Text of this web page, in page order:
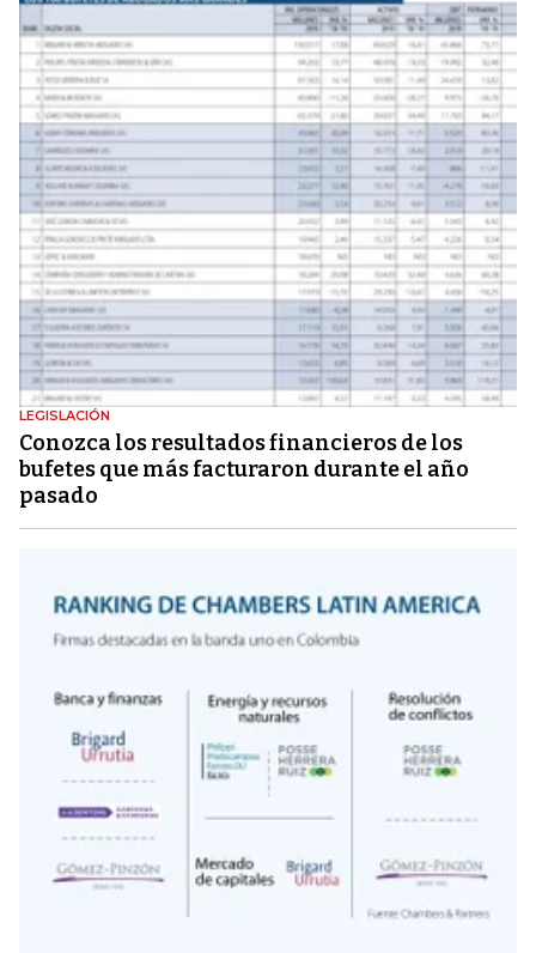
LEGISLACIÓN
Conozca los resultados financieros de los
bufetes que más facturaron durante el año
pasado